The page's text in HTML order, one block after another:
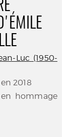
Luc (1950-
2018
hommage